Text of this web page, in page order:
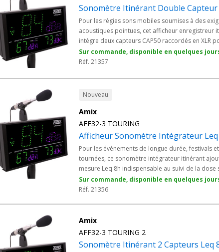
Sonomètre Itinérant Double Capteur
Pour les régies sons mobiles soumises à des
acoustiques pointues, cet afficheur enregistreur
intègre deux capteurs CAP50 raccordés en XLR
mesurer séparément les pondérations A et C.
capteur peut être positionné à l'endroit le plus
fidèle des niveaux sonores et la conformité au
2017-1244.
Sur commande, disponible en quelques
Réf. 21357
Nouveau
Amix
AFF32-3 TOURING
Afficheur Sonomètre Intégrateur
Pour les événements de longue durée, festivals et
tournées, ce sonomètre intégrateur itinérant
mesure Leq 8h indispensable au suivi de la dose
journalière. Le serveur web embarqué offre une
consultation en direct via tout navigateur,
1244 sur la prévention des risques sonores.
Sur commande, disponible en quelques
Réf. 21356
Amix
AFF32-3 TOURING 2
Sonomètre Itinérant 2 Capteurs Leq